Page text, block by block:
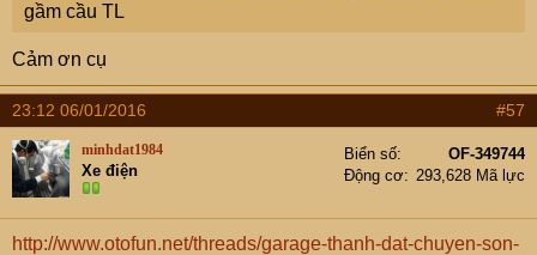
gầm cầu TL
Cảm ơn cụ
23:12 06/01/2016 #57
minhdat1984
Xe điện
Biển số
OF-349744
Động cơ
293,628 Mã lực
http://www.otofun.net/threads/garage-thanh-dat-chuyen-son-